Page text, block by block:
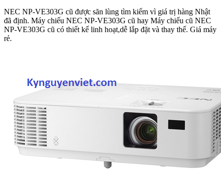
NEC NP-VE303G cũ được săn lùng tìm kiếm vì giá trị hàng Nhật
đã định. Máy chiếu NEC NP-VE303G cũ hay Máy chiếu cũ NEC
NP-VE303G cũ có thiết kế linh hoạt,dễ lắp đặt và thay thế. Giá máy
rẻ.